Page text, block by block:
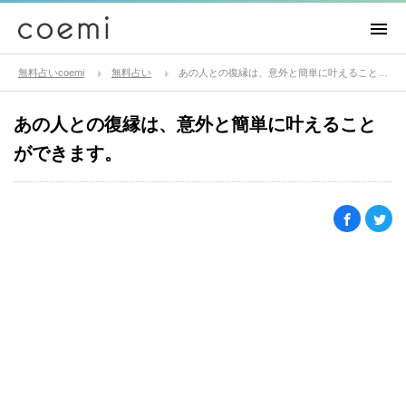
無料占いcoemi 無料占い
あの人との復縁は、意外と簡単に叶えること
ができます。